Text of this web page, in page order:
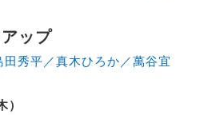
ップ
秀平／真木ひろか／萬谷宜
）